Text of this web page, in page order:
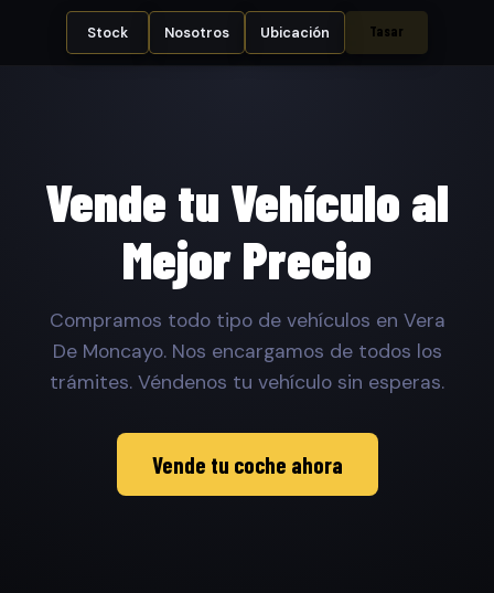
Stock Nosotros Ubicación Tasar
Vende tu Vehículo al
Mejor Precio
Compramos todo tipo de vehículos en Vera
De Moncayo. Nos encargamos de todos los
trámites. Véndenos tu vehículo sin esperas.
Vende tu coche ahora